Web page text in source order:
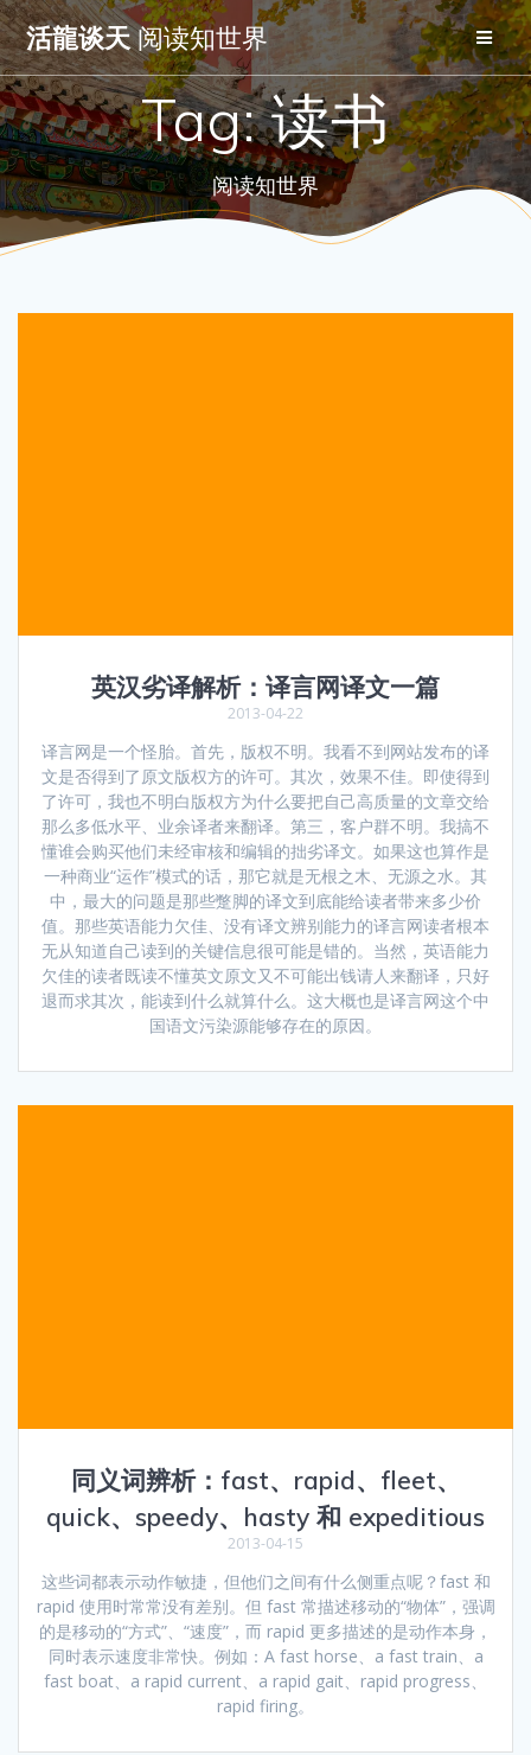
Skip
to
content
活龍谈天阅读知世界
Tag:读书
阅读知世界
英汉劣译解析：译言网译文一篇
2013-04-22
译言网是一个怪胎。首先，版权不明。我看不到网站发布的译
文是否得到了原文版权方的许可。其次，效果不佳。即使得到
了许可，我也不明白版权方为什么要把自己高质量的文章交给
那么多低水平、业余译者来翻译。第三，客户群不明。我搞不
懂谁会购买他们未经审核和编辑的拙劣译文。如果这也算作是
一种商业“运作”模式的话，那它就是无根之木、无源之水。其
中，最大的问题是那些蹩脚的译文到底能给读者带来多少价
值。那些英语能力欠佳、没有译文辨别能力的译言网读者根本
无从知道自己读到的关键信息很可能是错的。当然，英语能力
欠佳的读者既读不懂英文原文又不可能出钱请人来翻译，只好
退而求其次，能读到什么就算什么。这大概也是译言网这个中
国语文污染源能够存在的原因。
同义词辨析：fast、rapid、fleet、
quick、speedy、hasty 和 expeditious
2013-04-15
这些词都表示动作敏捷，但他们之间有什么侧重点呢？fast 和
rapid 使用时常常没有差别。但 fast 常描述移动的“物体”，强调
的是移动的“方式”、“速度”，而 rapid 更多描述的是动作本身，
同时表示速度非常快。例如：A fast horse、a fast train、a
fast boat、a rapid current、a rapid gait、rapid progress、
rapid firing。